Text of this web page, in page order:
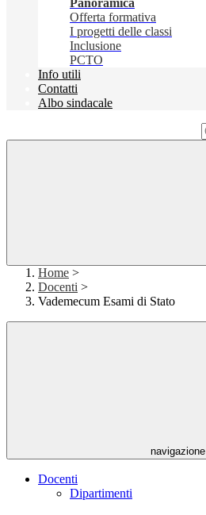
Panoramica
Offerta formativa
I progetti delle classi
Inclusione
PCTO
Info utili
Contatti
Albo sindacale
Home >
Docenti >
Vademecum Esami di Stato
navigazione
Docenti
Dipartimenti